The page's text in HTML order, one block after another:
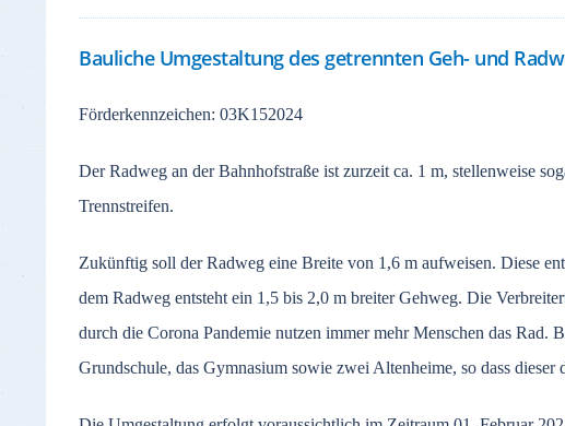
Bauliche Umgestaltung des getrennten Geh- und
Förderkennzeichen: 03K152024
Der Radweg an der Bahnhofstraße ist zurzeit ca. 1 m, stellenweise
Trennstreifen.
Zukünftig soll der Radweg eine Breite von 1,6 m aufweisen. Diese
dem Radweg entsteht ein 1,5 bis 2,0 m breiter Gehweg. Die
durch die Corona Pandemie nutzen immer mehr Menschen das Rad.
Grundschule, das Gymnasium sowie zwei Altenheime, so dass